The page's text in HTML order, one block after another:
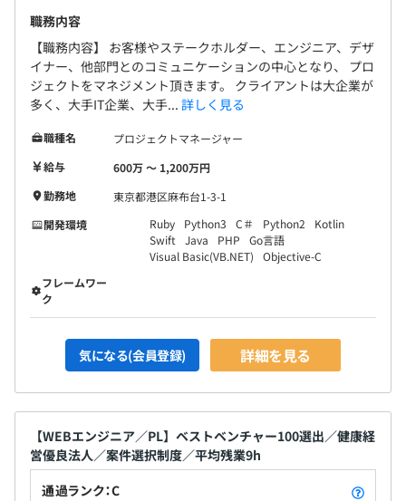
職務内容
【職務内容】 お客様やステークホルダー、エンジニア、デザ
イナー、他部門とのコミュニケーションの中心となり、 プロ
ジェクトをマネジメント頂きます。 クライアントは大企業が
多く、大手IT企業、大手... 詳しく見る
職種名
プロジェクトマネージャー
給与
600万 〜 1,200万円
勤務地
東京都港区麻布台1-3-1
開発環境
Ruby Python3 C＃ Python2
Kotlin
Swift
Java PHP
Go言語
Visual Basic(VB.NET)
Objective-C
フレームワー
ク
気になる(会員登録) 詳細を見る
【WEBエンジニア／PL】ベストベンチャー100選出／健康経
営優良法人／案件選択制度／平均残業9h
通過ランク：C